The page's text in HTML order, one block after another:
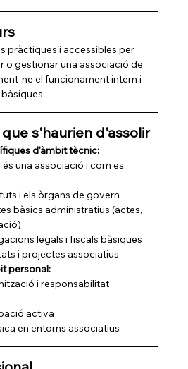
pràctiques i accessibles per
o gestionar una associació de
ne el funcionament intern i
s'haurien d'assolir
d'àmbit tècnic:
una associació i com es
i els òrgans de govern
bàsics administratius (actes,
legals i fiscals bàsiques
i projectes associatius
personal:
i responsabilitat
activa
en entorns associatius